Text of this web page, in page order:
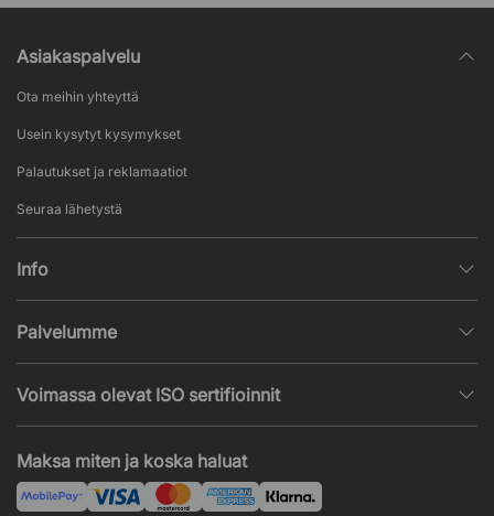
Asiakaspalvelu
Ota meihin yhteyttä
Usein kysytyt kysymykset
Palautukset ja reklamaatiot
Seuraa lähetystä
Info
Suosittuja sivuja
Palvelumme
Asennus
Maksa miten ja koska haluat
Voimassa olevat ISO sertifioinnit
ISO 14001
ISO 45001